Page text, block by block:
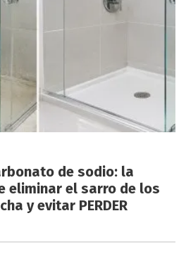
de sodio: la
eliminar el sarro de los
y evitar PERDER